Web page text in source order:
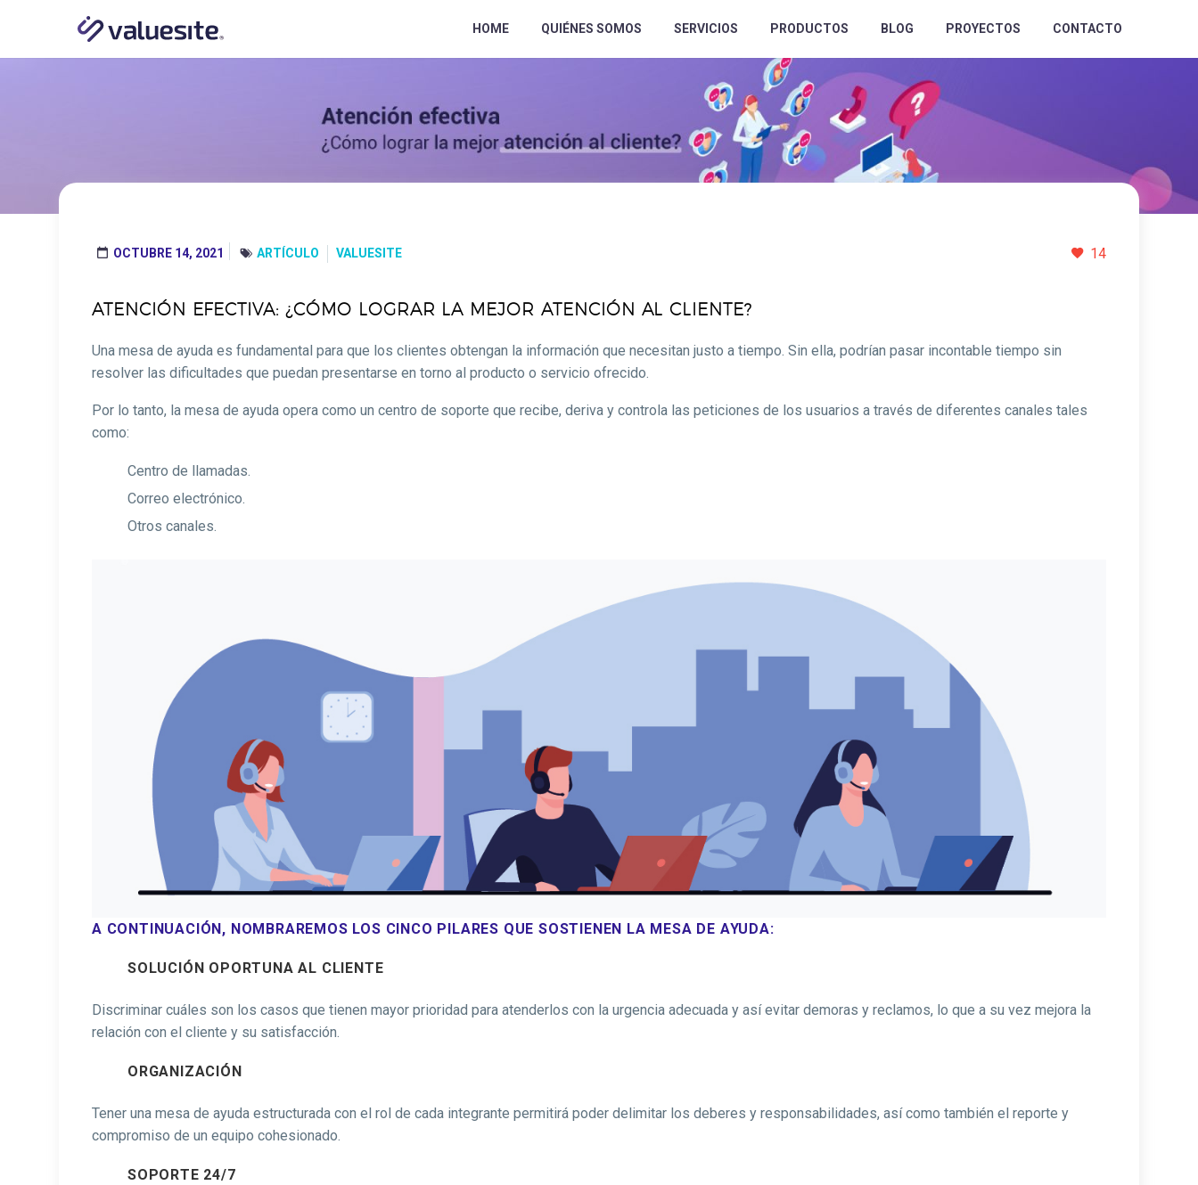
HOME QUIÉNES SOMOS SERVICIOS PRODUCTOS BLOG PROYECTOS CONTACTO
14

 OCTUBRE 14, 2021 
 ARTÍCULO VALUESITE
ATENCIÓN EFECTIVA: ¿CÓMO LOGRAR LA MEJOR ATENCIÓN AL CLIENTE?
Una mesa de ayuda es fundamental para que los clientes obtengan la información que necesitan justo a tiempo. Sin ella, podrían pasar incontable tiempo sin
resolver las dificultades que puedan presentarse en torno al producto o servicio ofrecido.
Por lo tanto, la mesa de ayuda opera como un centro de soporte que recibe, deriva y controla las peticiones de los usuarios a través de diferentes canales tales
como:
Centro de llamadas.
Correo electrónico.
Otros canales.
A CONTINUACIÓN, NOMBRAREMOS LOS CINCO PILARES QUE SOSTIENEN LA MESA DE AYUDA:
SOLUCIÓN OPORTUNA AL CLIENTE
Discriminar cuáles son los casos que tienen mayor prioridad para atenderlos con la urgencia adecuada y así evitar demoras y reclamos, lo que a su vez mejora la
relación con el cliente y su satisfacción.
ORGANIZACIÓN
Tener una mesa de ayuda estructurada con el rol de cada integrante permitirá poder delimitar los deberes y responsabilidades, así como también el reporte y
compromiso de un equipo cohesionado.
SOPORTE 24/7